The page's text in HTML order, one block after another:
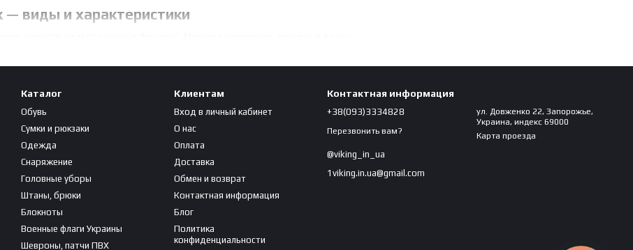
— виды и характеристики
крупные габариты, достаточная энергоемкость, дополнительные функции (регулировка яркости);
— прочный корпус, фокусировка луча и множество режимов работы;
— имеют кнопку моментального включения, специальное крепление (для оружия и прочего), используют во время проведения
яркость, противоударные и влагостойкие;
— используются под водой, полностью водонепроницаемые, небольшие размеры и отличная обтекаемость.
аксессуар. Этот прибор популярен среди туристов, рыбаков, охотников и военнослужащих. Все дело в удобной
для запястья). Основные характеристики, на которые стоит обратить внимание при покупке фонаря:
Каталог
Обувь
Сумки и рюкзаки
Одежда
Снаряжение
Головные уборы
Штаны, брюки
Блокноты
Военные флаги Украины
Шевроны, патчи ПВХ
Клиентам
Вход в личный кабинет
О нас
Оплата
Доставка
Обмен и возврат
Контактная информация
Блог
Политика
конфиденциальности
Контактная информация
+38(093)3334828
Перезвонить вам?
@viking_in_ua
1viking.in.ua@gmail.com
ул. Довженко 22, Запорожье,
Украина, индекс 69000
Карта проезда